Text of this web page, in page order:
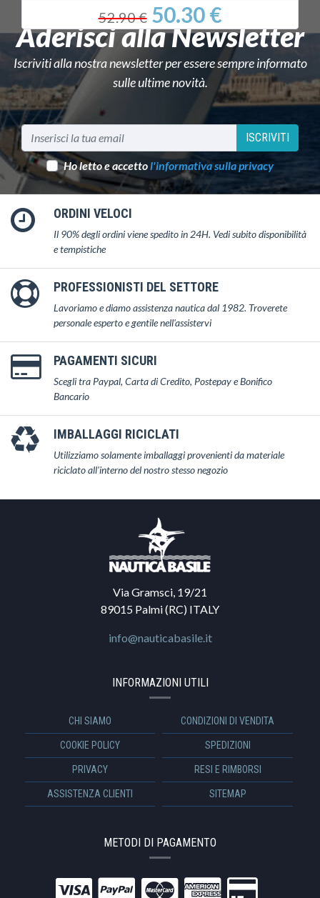
52.90 €50.30 €
Aderisci alla Newsletter
Iscriviti alla nostra newsletter per essere sempre informato
sulle ultime novità.
ISCRIVITI
Ho letto e accettol'informativa sulla privacy
ORDINI VELOCI
Il 90% degli ordini viene spedito in 24H. Vedi subito disponibilità
e tempistiche
PROFESSIONISTI DEL SETTORE
Lavoriamo e diamo assistenza nautica dal 1982. Troverete
personale esperto e gentile nell'assistervi
PAGAMENTI SICURI
Scegli tra Paypal, Carta di Credito, Postepay e Bonifico
Bancario
IMBALLAGGI RICICLATI
Utilizziamo solamente imballaggi provenienti da materiale
riciclato all'interno del nostro stesso negozio
Via Gramsci, 19/21
89015 Palmi (RC) ITALY
info@nauticabasile.it
INFORMAZIONI UTILI
CHI SIAMO CONDIZIONI DI VENDITA
COOKIE POLICY SPEDIZIONI
PRIVACY RESI E RIMBORSI
ASSISTENZA CLIENTI SITEMAP
METODI DI PAGAMENTO